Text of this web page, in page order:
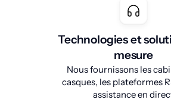
Technologies et
mesure
Nous fournissons les
casques, les plateformes
assistance en